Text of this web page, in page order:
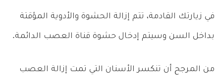
في زيارتك القادمة، تتم إزالة الحشوة والأدوية المؤقتة
بداخل السن وسيتم إدخال حشوة قناة العصب الدائمة.
من المرجح أن تنكسر الأسنان التي تمت إزالة العصب